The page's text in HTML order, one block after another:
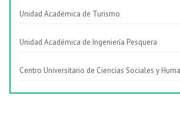
Unidad Académica de Turismo
Unidad Académica de Ingeniería Pesquera
Centro Universitario de Ciencias Sociales y